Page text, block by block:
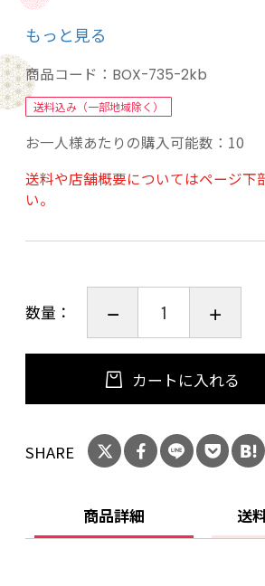
★ココがおススメ★
コスパ重視！すりガラスのよ
半透明袋！
それでいて強度は強く、丈夫です
箱入りで収納も簡単、便利です。
１枚ずつ取り出せて使いやすい。
もっと見る
商品コード： BOX-735-2kb
送料込み（一部地域除く）
お一人様あたりの購入可能数：10
送料や店舗概要についてはページ下
い。
数量：
カートに入れる
SHARE
商品詳細 送